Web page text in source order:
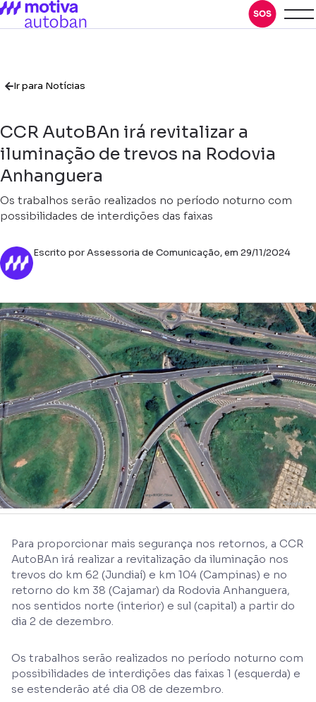
Ir para Notícias
CCR AutoBAn irá revitalizar a
iluminação de trevos na Rodovia
Anhanguera
Os trabalhos serão realizados no período noturno com
possibilidades de interdições das faixas
Escrito por Assessoria de Comunicação, em 29/11/2024
Para proporcionar mais segurança nos retornos, a CCR
AutoBAn irá realizar a revitalização da iluminação nos
trevos do km 62 (Jundiaí) e km 104 (Campinas) e no
retorno do km 38 (Cajamar) da Rodovia Anhanguera,
nos sentidos norte (interior) e sul (capital) a partir do
dia 2 de dezembro.
Os trabalhos serão realizados no período noturno com
possibilidades de interdições das faixas 1 (esquerda) e
se estenderão até dia 08 de dezembro.